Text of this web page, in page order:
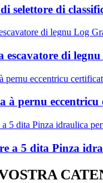
selettore di
escavatore di
à pernu
a 5 dita Pinza